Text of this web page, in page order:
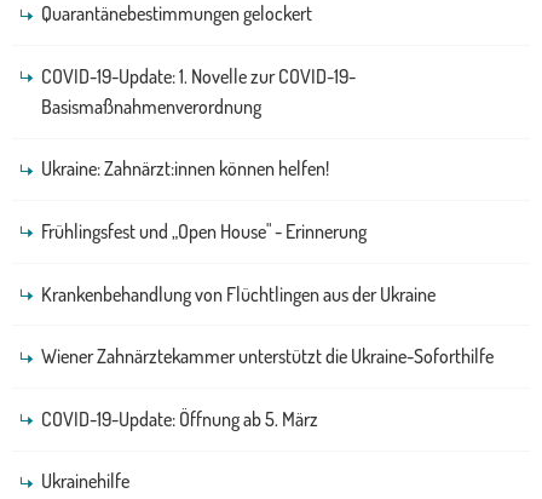
Quarantänebestimmungen gelockert
COVID-19-Update: 1. Novelle zur COVID-19-
Basismaßnahmenverordnung
Ukraine: Zahnärzt:innen können helfen!
Frühlingsfest und „Open House" - Erinnerung
Krankenbehandlung von Flüchtlingen aus der Ukraine
Wiener Zahnärztekammer unterstützt die Ukraine-Soforthilfe
COVID-19-Update: Öffnung ab 5. März
Ukrainehilfe